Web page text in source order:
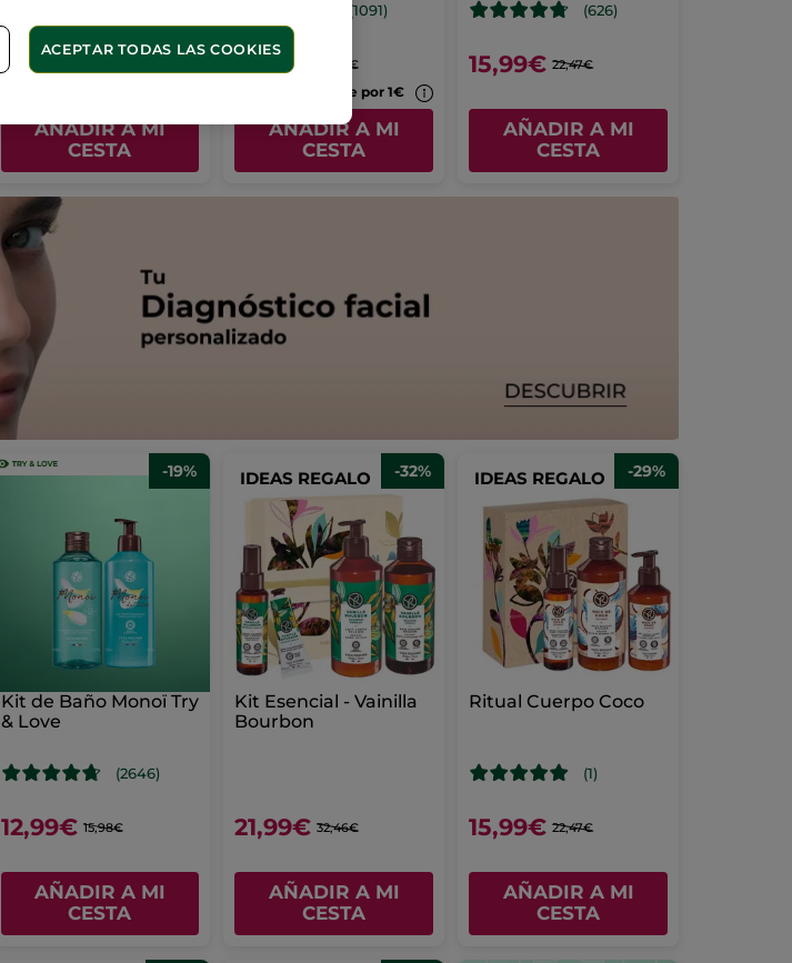
12,99€
AÑADIR A MI
CESTA
(1091)
10,99€ 15,98€
Frasco recargable por 1€
AÑADIR A MI
CESTA
(626)
15,99€ 22,47€
AÑADIR A MI
CESTA
-19%
Kit de Baño Monoï Try
& Love
(2646)
12,99€ 15,98€
AÑADIR A MI
CESTA
IDEAS REGALO -32%
Kit Esencial - Vainilla
Bourbon
21,99€ 32,46€
AÑADIR A MI
CESTA
IDEAS REGALO -29%
Ritual Cuerpo Coco
(1)
15,99€ 22,47€
AÑADIR A MI
CESTA
ACEPTAR TODAS LAS COOKIES